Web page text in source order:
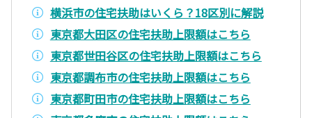
横浜市の住宅扶助はいくら？18区別に解説
東京都大田区の住宅扶助上限額はこちら
東京都世田谷区の住宅扶助上限額はこちら
東京都調布市の住宅扶助上限額はこちら
東京都町田市の住宅扶助上限額はこちら